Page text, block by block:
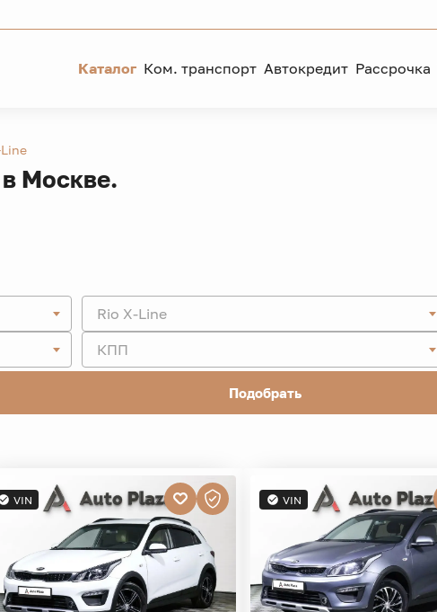
Каталог Ком. транспорт Автокредит Рассрочка
Москве.
Rio X-Line
КПП
Подобрать
VIN VIN